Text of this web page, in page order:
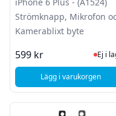
byte
Strömknapp, Mikrofon
Kamerablixt byte
599 kr Ej i
Ej i
Lägg i varukorgen
, Apple